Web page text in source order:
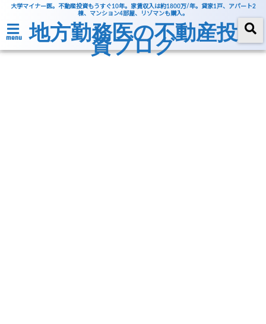
大学マイナー医。不動産投資もうすぐ10年。家賃収入は約1800万/年。貸家1戸、アパート2
棟、マンション4部屋、リゾマンも購入。
menu 地方勤務医の不動産投
資ブログ